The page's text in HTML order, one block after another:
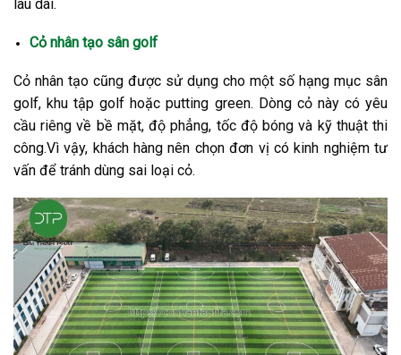
lâu dài.
Cỏ nhân tạo sân golf
Cỏ nhân tạo cũng được sử dụng cho một số hạng mục sân
golf, khu tập golf hoặc putting green. Dòng cỏ này có yêu
cầu riêng về bề mặt, độ phẳng, tốc độ bóng và kỹ thuật thi
công.Vì vậy, khách hàng nên chọn đơn vị có kinh nghiệm tư
vấn để tránh dùng sai loại cỏ.